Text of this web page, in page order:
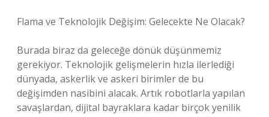
Flama ve Teknolojik Değişim: Gelecekte Ne Olacak?
Burada biraz da geleceğe dönük düşünmemiz
gerekiyor. Teknolojik gelişmelerin hızla ilerlediği
dünyada, askerlik ve askeri birimler de bu
değişimden nasibini alacak. Artık robotlarla yapılan
savaşlardan, dijital bayraklara kadar birçok yenilik